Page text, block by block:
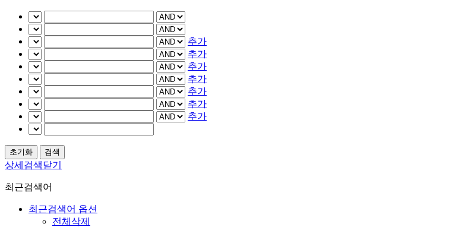
추가
추가
추가
추가
추가
추가
추가
상세검색닫기
최근검색어
최근검색어 옵션
전체삭제